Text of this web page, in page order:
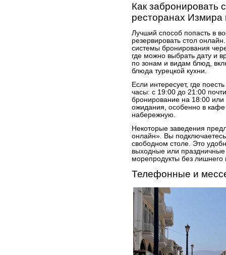
Как забронировать
ресторанах Измира
Лучший способ попасть в
резервировать стол
системы бронирования
где можно выбрать дату и
по зонам и видам блюд,
блюда турецкой кухни.
Если интересует, где
часы: с 19:00 до 21:00
бронирование на 18:00 или
ожидания, особенно в
набережную.
Некоторые заведения
онлайн». Вы
свободном столе. Это
выходные или
морепродукты без
Телефонные и